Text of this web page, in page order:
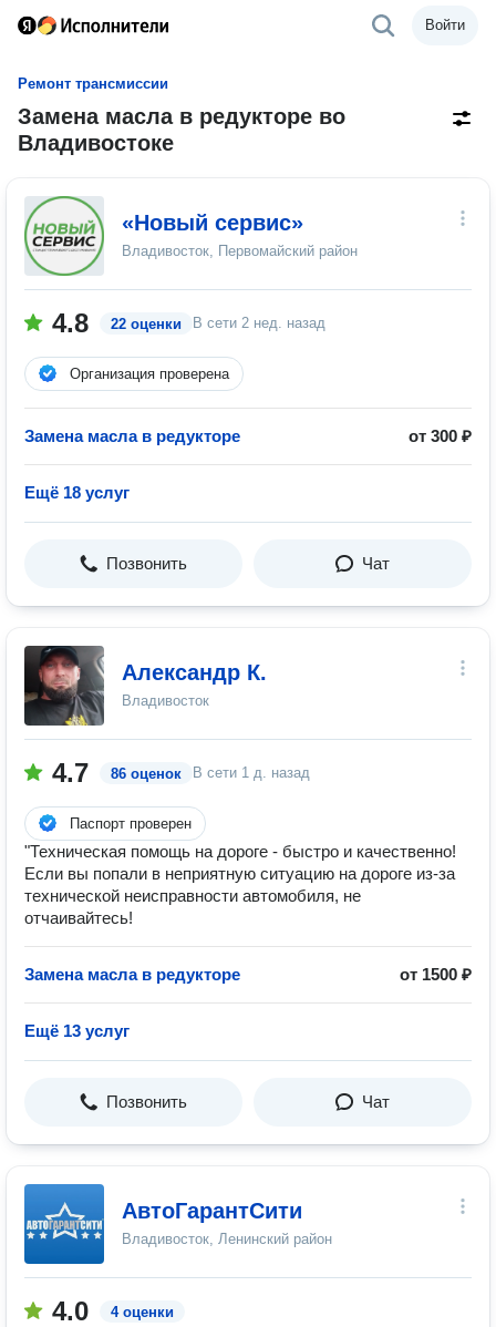
Войти
Ремонт трансмиссии
Замена масла в редукторе во
Владивостоке
«Новый сервис»
Владивосток, Первомайский район
4.8 22 оценки В сети 2 нед. назад
Организация проверена
Замена масла в редукторе от 300 ₽
Ещё 18 услуг
Позвонить Чат
Александр К.
Владивосток
4.7 86 оценок В сети 1 д. назад
Паспорт проверен
"Техническая помощь на дороге - быстро и качественно!
Если вы попали в неприятную ситуацию на дороге из-за
технической неисправности автомобиля, не
отчаивайтесь!
Замена масла в редукторе от 1500 ₽
Ещё 13 услуг
Позвонить Чат
АвтоГарантСити
Владивосток, Ленинский район
4.0 4 оценки